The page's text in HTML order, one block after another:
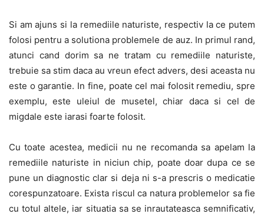
Si am ajuns si la remediile naturiste, respectiv la ce putem
folosi pentru a solutiona problemele de auz. In primul rand,
atunci cand dorim sa ne tratam cu remediile naturiste,
trebuie sa stim daca au vreun efect advers, desi aceasta nu
este o garantie. In fine, poate cel mai folosit remediu, spre
exemplu, este uleiul de musetel, chiar daca si cel de
migdale este iarasi foarte folosit.
Cu toate acestea, medicii nu ne recomanda sa apelam la
remediile naturiste in niciun chip, poate doar dupa ce se
pune un diagnostic clar si deja ni s-a prescris o medicatie
corespunzatoare. Exista riscul ca natura problemelor sa fie
cu totul altele, iar situatia sa se inrautateasca semnificativ,